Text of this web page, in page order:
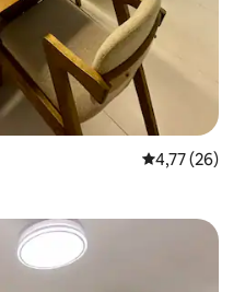
Priemerné
4,77 (26)